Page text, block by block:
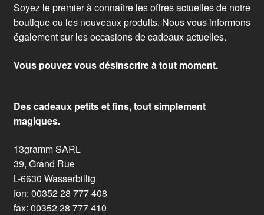
Soyez le premier à connaître les offres actuelles de notre
boutique ou les nouveaux produits. Nous vous informons
également sur les occasions de cadeaux actuelles.
Vous pouvez vous désinscrire à tout moment.
Des cadeaux petits et fins, tout simplement
magiques.
13gramm SARL
39, Grand Rue
L-6630 Wasserbillig
fon: 00352 28 777 408
fax: 00352 28 777 410